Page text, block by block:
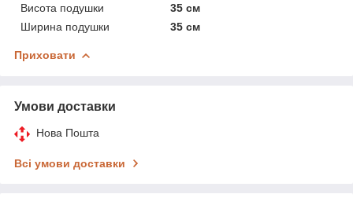
Висота подушки
35 см
Ширина подушки
35 см
Приховати
Умови доставки
Нова Пошта
Всі умови доставки